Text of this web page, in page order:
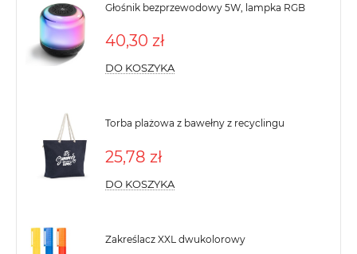
Głośnik bezprzewodowy 5W, lampka RGB
40,30 zł
DO KOSZYKA
Torba plażowa z bawełny z recyclingu
25,78 zł
DO KOSZYKA
Zakreślacz XXL dwukolorowy